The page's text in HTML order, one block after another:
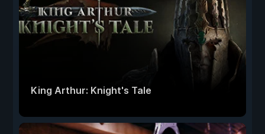
King Arthur: Knight's Tale